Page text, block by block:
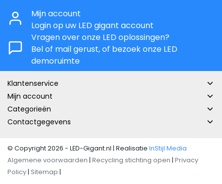
Mijn account
Login op uw LED gigant account
Vragen over onze LED oplossingen?
Bel of mail gerust, of bezoek onze LED
demoruimte
Klantenservice
Mijn account
Categorieën
Contactgegevens
© Copyright 2026 - LED-Gigant.nl | Realisatie InStijl Media
Algemene voorwaarden | Recycling stichting open | Privacy
Policy | Sitemap |